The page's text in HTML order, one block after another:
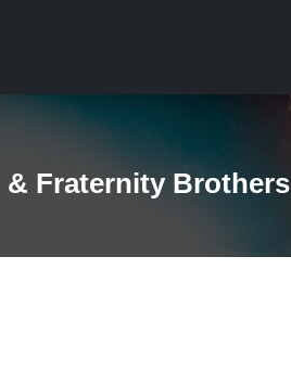
Fraternity Brothers